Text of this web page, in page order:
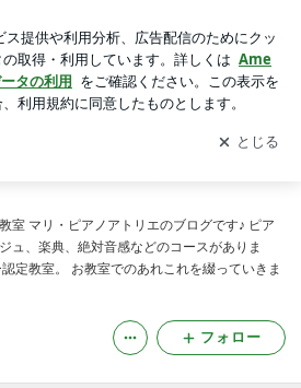
て ブログの更新通知
を受け取りまし
開く
室 マリ・ピアノアトリエのブログです♪ ピア
ュ、楽典、絶対音感などのコースがありま
定教室。 お教室でのあれこれを綴っていきま
フォロー